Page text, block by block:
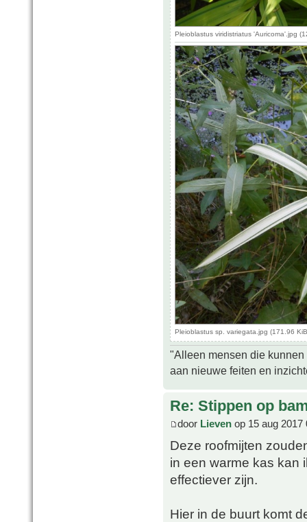
Pleioblastus viridistriatus 'Auricoma'.jpg
Pleioblastus sp. variegata.jpg (171.96
"Alleen mensen die
aan nieuwe feiten en
Re: Stippen op
door Lieven op 15 aug 2017
Deze roofmijten
in een warme kas kan
effectiever zijn.
Hier in de buurt komt